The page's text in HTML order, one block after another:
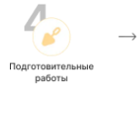
Каркас